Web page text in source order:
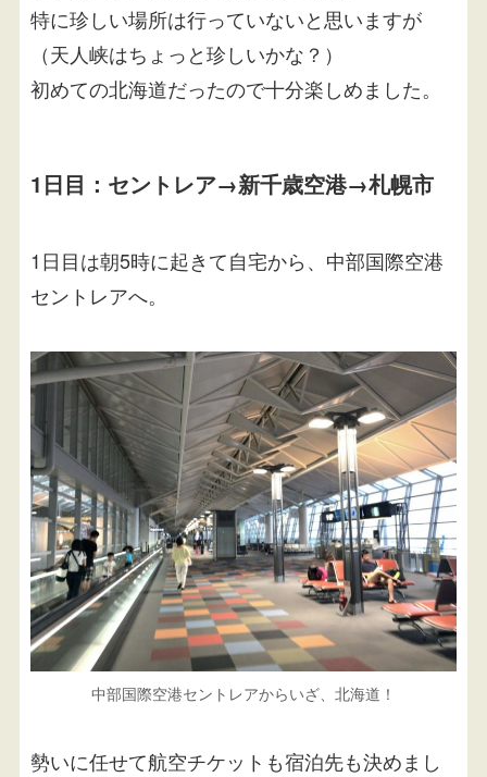
特に珍しい場所は行っていないと思いますが
（天人峡はちょっと珍しいかな？）
初めての北海道だったので十分楽しめました。
1日目：セントレア→新千歳空港→札幌市
1日目は朝5時に起きて自宅から、中部国際空港
セントレアへ。
中部国際空港セントレアからいざ、北海道！
勢いに任せて航空チケットも宿泊先も決めまし